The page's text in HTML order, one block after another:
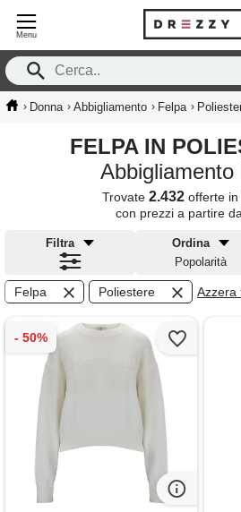
Menu
› Donna › Abbigliamento › Felpa ›
FELPA IN
Abbigliamento
Trovate 2.432 offerte in
con prezzi a partire da
Filtra
Ordina
Popolarità
Felpa Poliestere Azzera